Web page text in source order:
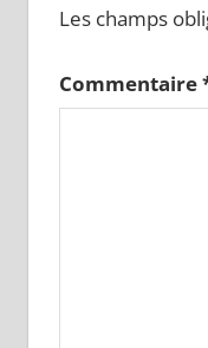
Les champs
Commentaire